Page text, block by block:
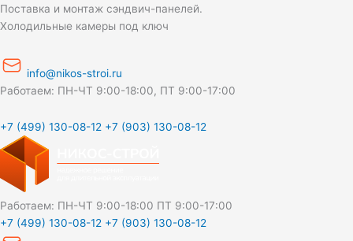
Перейти
к
Поставка и монтаж сэндвич-панелей.
Холодильные камеры под ключ
info@nikos-stroi.ru
Работаем: ПН-ЧТ 9:00-18:00, ПТ 9:00-17:00
+7 (499) 130-08-12 +7 (903) 130-08-12
Работаем: ПН-ЧТ 9:00-18:00 ПТ 9:00-17:00
+7 (499) 130-08-12 +7 (903) 130-08-12